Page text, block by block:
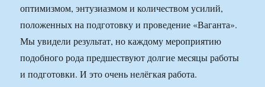
оптимизмом, энтузиазмом и количеством усилий,
положенных на подготовку и проведение «Ваганта».
Мы увидели результат, но каждому мероприятию
подобного рода предшествуют долгие месяцы работы
и подготовки. И это очень нелёгкая работа.